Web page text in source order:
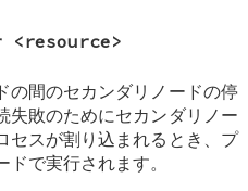
の間のセカンダリノードの停
失敗のためにセカンダリノー
セスが割り込まれるとき、プ
ドで実行されます。